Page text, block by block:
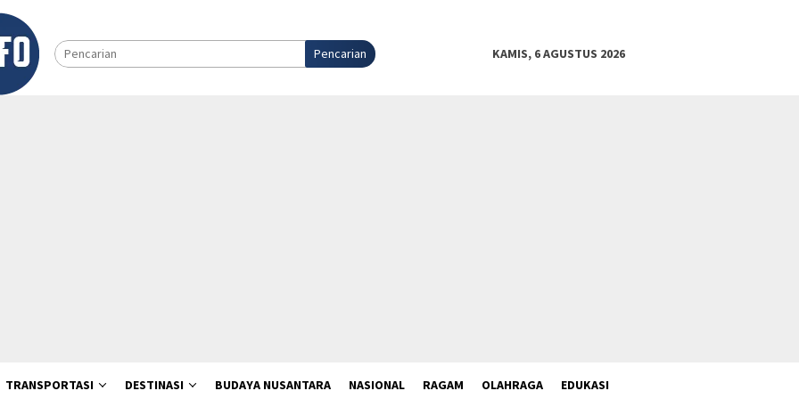
Pencarian KAMIS, 6 AGUSTUS 2026
TRANSPORTASI DESTINASI BUDAYA NUSANTARA NASIONAL RAGAM OLAHRAGA EDUKASI